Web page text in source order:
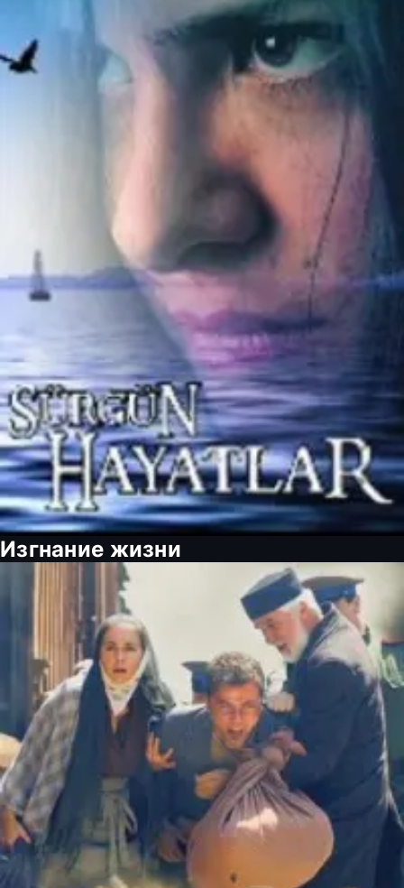
Изгнание жизни